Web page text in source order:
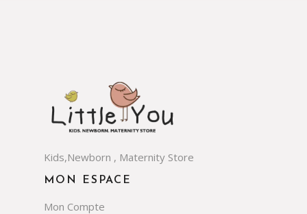
MON ESPACE
Mon Compte
Kids,Newborn , Maternity Store